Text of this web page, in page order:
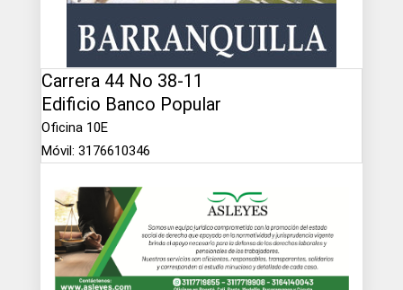
Carrera 44 No 38-11
Edificio Banco Popular
Oficina 10E
Móvil: 3176610346